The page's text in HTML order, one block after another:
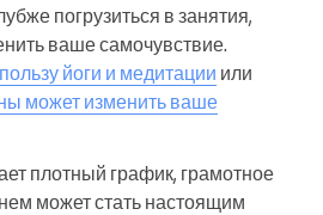
погрузиться в занятия,
ваше самочувствие.
пользу йоги и медитации или
может изменить ваше
плотный график, грамотное
может стать настоящим